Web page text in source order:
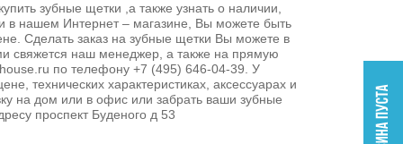
зубные щетки ,а также узнать о наличии,
в нашем Интернет – магазине, Вы можете быть
Сделать заказ на зубные щетки Вы можете в
свяжется наш менеджер, а также на прямую
по телефону +7 (495) 646-04-39. У
технических характеристиках, аксессуарах и
на дом или в офис или забрать ваши зубные
проспект Буденого д 53